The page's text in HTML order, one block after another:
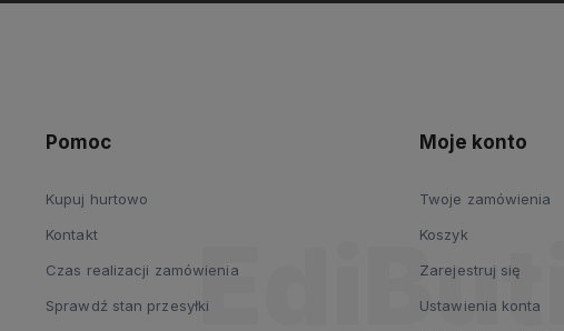
Pomoc
Kupuj hurtowo
Kontakt
Czas realizacji zamówienia
Sprawdź stan przesyłki
Moje konto
Twoje zamówienia
Koszyk
Zarejestruj się
Ustawienia konta